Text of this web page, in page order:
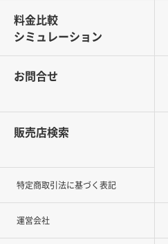
料金比較
シミュレーション
お問合せ
販売店検索
特定商取引法に基づく表記
運営会社